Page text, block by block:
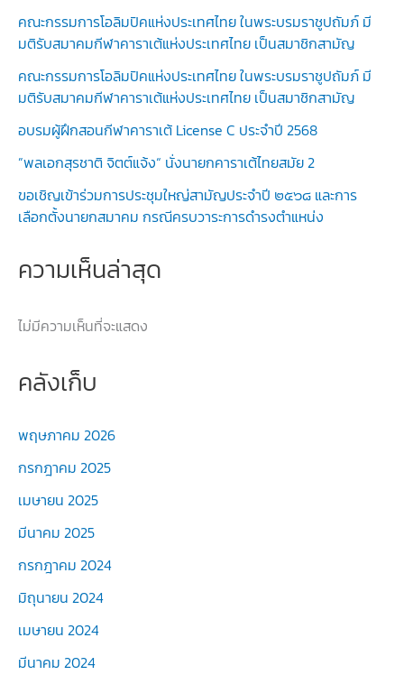
คณะกรรมการโอลิมปิคแห่งประเทศไทย ในพระบรมราชูปถัมภ์ มี
มติรับสมาคมกีฬาคาราเต้แห่งประเทศไทย เป็นสมาชิกสามัญ
คณะกรรมการโอลิมปิคแห่งประเทศไทย ในพระบรมราชูปถัมภ์ มี
มติรับสมาคมกีฬาคาราเต้แห่งประเทศไทย เป็นสมาชิกสามัญ
อบรมผู้ฝึกสอนกีฬาคาราเต้ License C ประจำปี 2568
”พลเอกสุรชาติ จิตต์แจ้ง“ นั่งนายกคาราเต้ไทยสมัย 2
ขอเชิญเข้าร่วมการประชุมใหญ่สามัญประจำปี ๒๕๖๘ และการ
เลือกตั้งนายกสมาคม กรณีครบวาระการดำรงตำแหน่ง
ความเห็นล่าสุด
ไม่มีความเห็นที่จะแสดง
คลังเก็บ
พฤษภาคม 2026
กรกฎาคม 2025
เมษายน 2025
มีนาคม 2025
กรกฎาคม 2024
มิถุนายน 2024
เมษายน 2024
มีนาคม 2024